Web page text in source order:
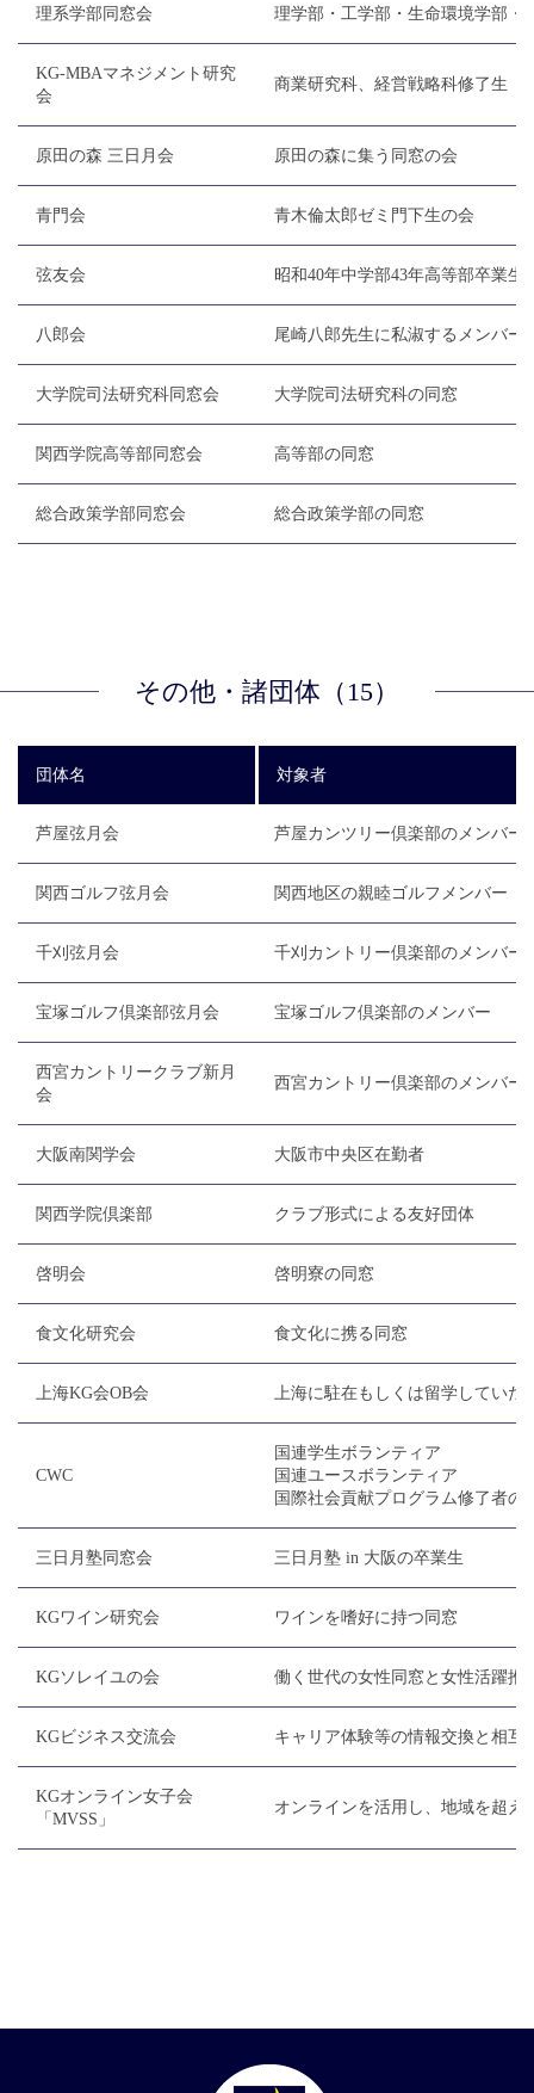
理系学部同窓会 理学部・工学部・生命環境学部・
KG-MBAマネジメント研究
会
商業研究科、経営戦略科修了生
原田の森 三日月会 原田の森に集う同窓の会
青門会 青木倫太郎ゼミ門下生の会
弦友会 昭和40年中学部43年高等部卒業生
八郎会 尾崎八郎先生に私淑するメンバー
大学院司法研究科同窓会 大学院司法研究科の同窓
関西学院高等部同窓会 高等部の同窓
総合政策学部同窓会 総合政策学部の同窓
その他・諸団体（15）
団体名 対象者
芦屋弦月会 芦屋カンツリー倶楽部のメンバー
関西ゴルフ弦月会 関西地区の親睦ゴルフメンバー
千刈弦月会 千刈カントリー倶楽部のメンバー
宝塚ゴルフ倶楽部弦月会 宝塚ゴルフ倶楽部のメンバー
西宮カントリークラブ新月
会
西宮カントリー倶楽部のメンバー
大阪南関学会 大阪市中央区在勤者
関西学院倶楽部 クラブ形式による友好団体
啓明会 啓明寮の同窓
食文化研究会 食文化に携る同窓
上海KG会OB会 上海に駐在もしくは留学していた
CWC
国連学生ボランティア
国連ユースボランティア
国際社会貢献プログラム修了者の
三日月塾同窓会 三日月塾 in 大阪の卒業生
KGワイン研究会 ワインを嗜好に持つ同窓
KGソレイユの会 働く世代の女性同窓と女性活躍推
KGビジネス交流会 キャリア体験等の情報交換と相互
KGオンライン女子会
「MVSS」
オンラインを活用し、地域を超え